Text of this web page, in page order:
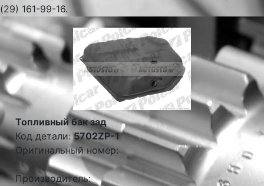
(29) 161-99-16.
Топливный бак зад
Код детали:5702ZP-1
Оригинальный номер:
Производитель: